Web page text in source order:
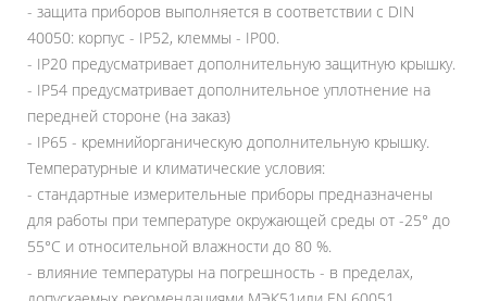
- защита приборов выполняется в соответствии с DIN
40050: корпус - IP52, клеммы - IP00.
- IP20 предусматривает дополнительную защитную крышку.
- IP54 предусматривает дополнительное уплотнение на
передней стороне (на заказ)
- IP65 - кремнийорганическую дополнительную крышку.
Температурные и климатические условия:
- стандартные измерительные приборы предназначены
для работы при температуре окружающей среды от -25° до
55°C и относительной влажности до 80 %.
- влияние температуры на погрешность - в пределах,